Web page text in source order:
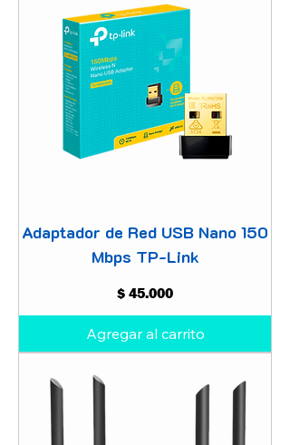
Adaptador de Red USB Nano 150
Mbps TP-Link
Precio
$ 45.000
Agregar al carrito